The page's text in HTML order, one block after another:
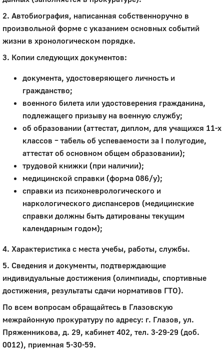
2. Автобиография, написанная собственноручно в
произвольной форме с указанием основных событий
жизни в хронологическом порядке.
3. Копии следующих документов:
документа, удостоверяющего личность и
гражданство;
военного билета или удостоверения гражданина,
подлежащего призыву на военную службу;
об образовании (аттестат, диплом, для учащихся 11-х
классов – табель об успеваемости за I полугодие,
аттестат об основном общем образовании);
трудовой книжки (при наличии);
медицинской справки (форма 086/у);
справки из психоневрологического и
наркологического диспансеров (медицинские
справки должны быть датированы текущим
календарным годом);
4. Характеристика с места учебы, работы, службы.
5. Сведения и документы, подтверждающие
индивидуальные достижения (олимпиады, спортивные
достижения, результаты сдачи нормативов ГТО).
По всем вопросам обращайтесь в Глазовскую
межрайонную прокуратуру по адресу: г. Глазов, ул.
Пряженникова, д. 29, кабинет 402, тел. 3-29-29 (доб.
0012), приемная 5-30-59.